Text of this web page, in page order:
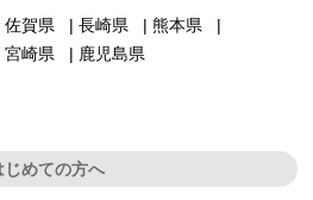
佐賀県 長崎県
熊本県
宮崎県 鹿児島県
じめての方へ